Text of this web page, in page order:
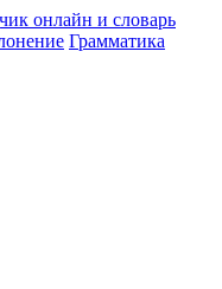
Грамматика